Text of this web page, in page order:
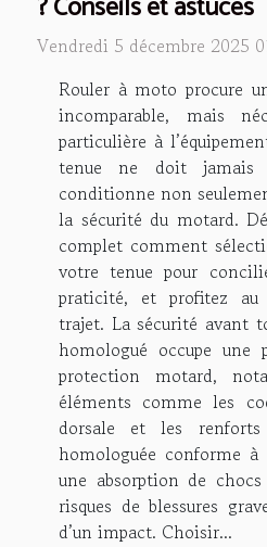
? Conseils et astuces
Vendredi 5 décembre 2025
Rouler à moto procure
incomparable, mais
particulière à
tenue ne doit
conditionne non
la sécurité du motard.
complet comment
votre tenue pour
praticité, et profitez au
trajet. La sécurité avant
homologué occupe
protection motard,
éléments comme les
dorsale et les
homologuée conforme
une absorption de
risques de blessures
d’un impact. Choisir...